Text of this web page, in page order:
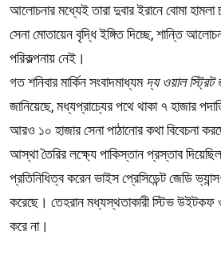
আলোচনার মধ্যেই তারা দুবার ইরানে বোমা হামলা
সেনা মোতায়েন বৃদ্ধি ইঙ্গিত দিচ্ছে, শান্তি
পরিকল্পনায় নেই।
গত শনিবার মার্কিন সংবাদমাধ্যম দ্য ওয়াল স্ট্রিট
জানিয়েছে, মধ্যপ্রাচ্যের পথে থাকা ৭ হাজার
আরও ১০ হাজার সেনা পাঠানোর কথা বিবেচনা
আস্থা তৈরির লক্ষ্যে পাকিস্তান প্রস্তাব
প্রতিনিধিত্ব করেন ভাইস প্রেসিডেন্ট জেডি
করেছে। তেহরান মধ্যস্থতাকারী স্টিভ উইটকফ
করে না।